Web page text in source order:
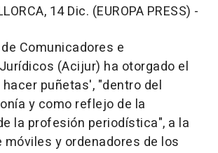
14 Dic. (EUROPA PRESS) -
Comunicadores e
(Acijur) ha otorgado el
puñetas', "dentro del
y como reflejo de la
la profesión periodística", a la
y ordenadores de los